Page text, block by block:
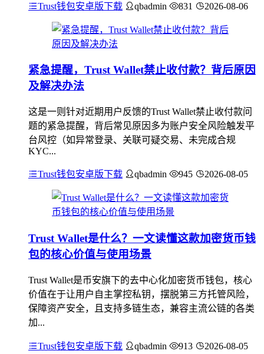
Trust钱包安卓版下载 qbadmin 831 2026-08-06
紧急提醒，Trust Wallet禁止收付款？背后原因
及解决办法
这是一则针对近期用户反馈的Trust Wallet禁止收付款问
题的紧急提醒，背后常见原因多为账户安全风险触发平
台风控（如异常登录、关联可疑交易、未完成合规
KYC...
Trust钱包安卓版下载 qbadmin 945 2026-08-05
Trust Wallet是什么？一文读懂这款加密货币钱
包的核心价值与使用场景
Trust Wallet是币安旗下的去中心化加密货币钱包，核心
价值在于让用户自主掌控私钥，摆脱第三方托管风险，
保障资产安全，且支持多链生态，兼容主流公链的各类
加...
Trust钱包安卓版下载 qbadmin 913 2026-08-05